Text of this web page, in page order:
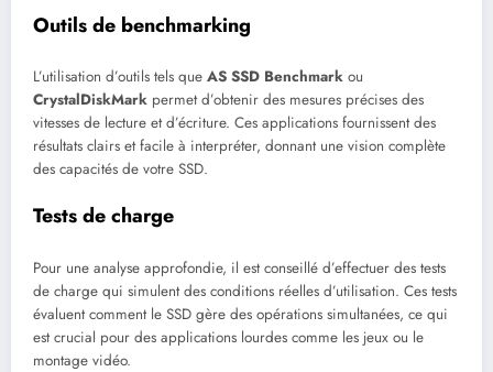
Outils de benchmarking
L’utilisation d’outils tels que AS SSD Benchmark ou
CrystalDiskMark permet d’obtenir des mesures précises des
vitesses de lecture et d’écriture. Ces applications fournissent des
résultats clairs et facile à interpréter, donnant une vision complète
des capacités de votre SSD.
Tests de charge
Pour une analyse approfondie, il est conseillé d’effectuer des tests
de charge qui simulent des conditions réelles d’utilisation. Ces tests
évaluent comment le SSD gère des opérations simultanées, ce qui
est crucial pour des applications lourdes comme les jeux ou le
montage vidéo.